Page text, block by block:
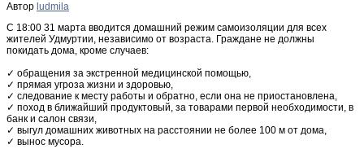
Автор ludmila
С 18:00 31 марта вводится домашний режим самоизоляции для всех
жителей Удмуртии, независимо от возраста. Граждане не должны
покидать дома, кроме случаев:
✓ обращения за экстренной медицинской помощью,
✓ прямая угроза жизни и здоровью,
✓ следование к месту работы и обратно, если она не приостановлена,
✓ поход в ближайший продуктовый, за товарами первой необходимости, в
банк и салон связи,
✓ выгул домашних животных на расстоянии не более 100 м от дома,
✓ вынос мусора.